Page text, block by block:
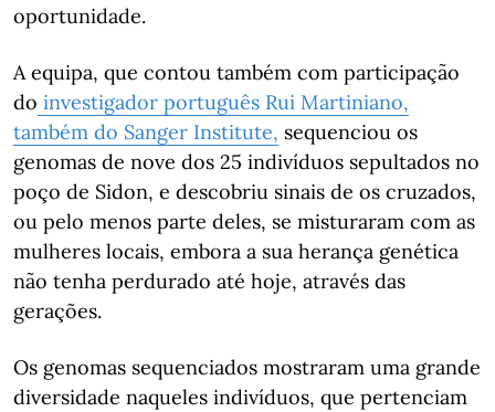
oportunidade.
A equipa, que contou também com participação
do investigador português Rui Martiniano,
também do Sanger Institute, sequenciou os
genomas de nove dos 25 indivíduos sepultados no
poço de Sidon, e descobriu sinais de os cruzados,
ou pelo menos parte deles, se misturaram com as
mulheres locais, embora a sua herança genética
não tenha perdurado até hoje, através das
gerações.
Os genomas sequenciados mostraram uma grande
diversidade naqueles indivíduos, que pertenciam